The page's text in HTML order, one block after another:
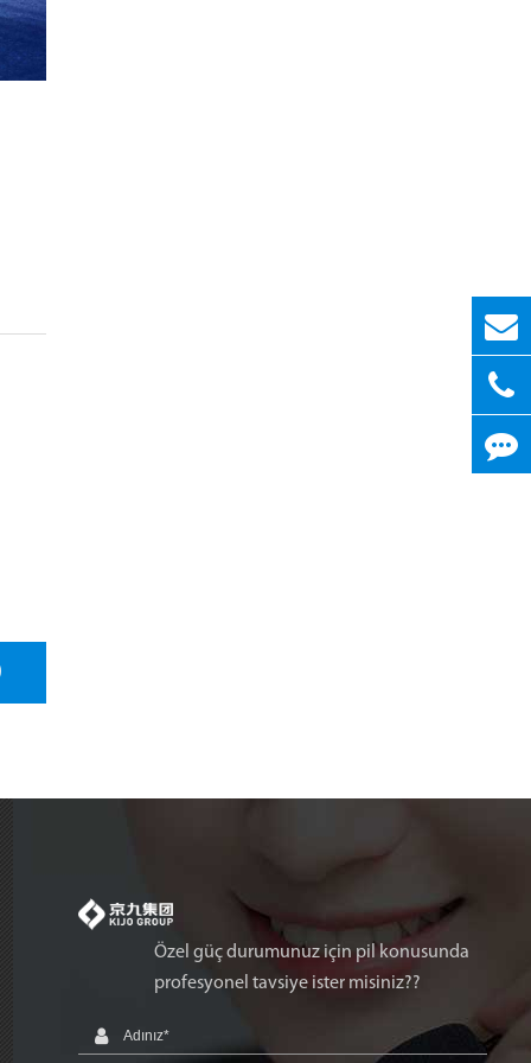
Özel güç durumunuz için pil konusunda
profesyonel tavsiye ister misiniz??